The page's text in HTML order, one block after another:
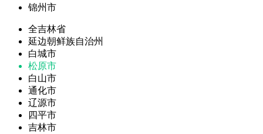
锦州市
全吉林省
延边朝鲜族自治州
白城市
松原市
白山市
通化市
辽源市
四平市
吉林市